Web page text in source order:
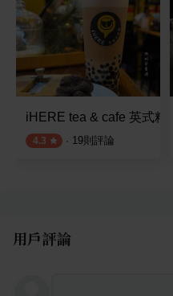
iHERE tea & cafe 英式精
4.3 · 19則評論
用戶評論